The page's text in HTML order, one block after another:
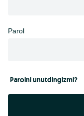
Parol
Parolni unutdingizmi?